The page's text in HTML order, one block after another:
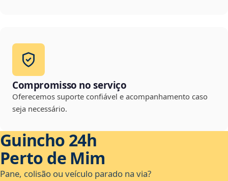
Compromisso no serviço
Oferecemos suporte confiável e acompanhamento caso
seja necessário.
Guincho 24h
Perto de Mim
Pane, colisão ou veículo parado na via?